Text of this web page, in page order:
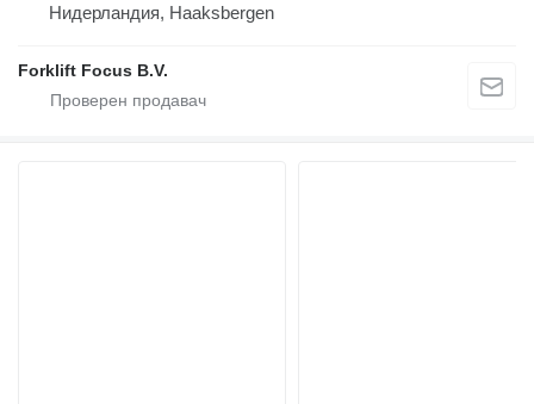
Нидерландия, Haaksbergen
Forklift Focus B.V.